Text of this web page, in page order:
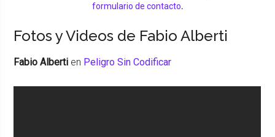
formulario de contacto.
Fotos y Videos de Fabio Alberti
Fabio Alberti en Peligro Sin Codificar